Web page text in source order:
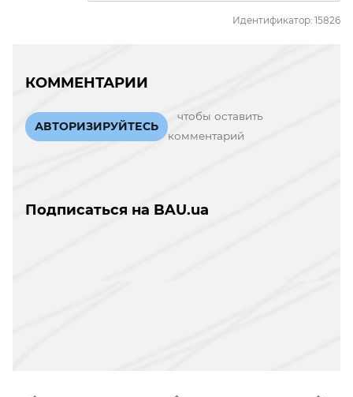
Идентификатор: 15826
КОММЕНТАРИИ
АВТОРИЗИРУЙТЕСЬ
чтобы оставить
комментарий
Подписаться на BAU.ua